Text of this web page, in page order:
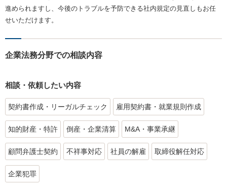
進められますし、今後のトラブルを予防できる社内規定の見直しもお任
せいただけます。
企業法務分野での相談内容
相談・依頼したい内容
契約書作成・リーガルチェック 雇用契約書・就業規則作成
知的財産・特許 倒産・企業清算 M&A・事業承継
顧問弁護士契約 不祥事対応 社員の解雇 取締役解任対応
企業犯罪